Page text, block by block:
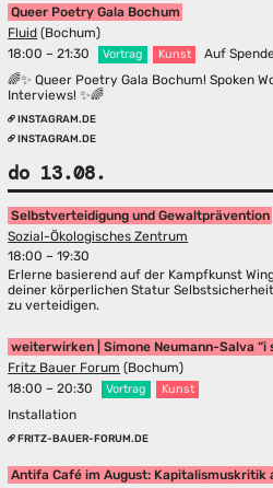
Queer Poetry Gala Bochum
Fluid (Bochum)
18:00 – 21:30
Vortrag Kunst
Auf
🌈✨ Queer Poetry Gala Bochum! Spoken
Interviews! ✨🌈
INSTAGRAM.DE
INSTAGRAM.DE
do 13.08.
Selbstverteidigung und Gewaltprävention
Sozial-Ökologisches Zentrum
18:00 – 19:30
Erlerne basierend auf der Kampfkunst
deiner körperlichen Statur
zu verteidigen.
weiterwirken | Simone Neumann-Salva “i
Fritz Bauer Forum (Bochum)
18:00 – 20:30
Vortrag Kunst
Installation
FRITZ-BAUER-FORUM.DE
Antifa Café im August: Kapitalismuskritik